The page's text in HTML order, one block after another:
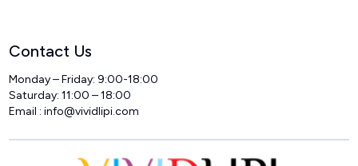
Contact Us
Monday – Friday: 9:00-18:00
Saturday: 11:00 – 18:00
Email :info@vividlipi.com